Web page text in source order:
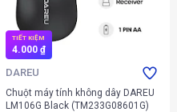
TIẾT KIỆM
4.000 ₫
DAREU
Chuột máy tính không dây DAREU
LM106G Black (TM233G08601G)